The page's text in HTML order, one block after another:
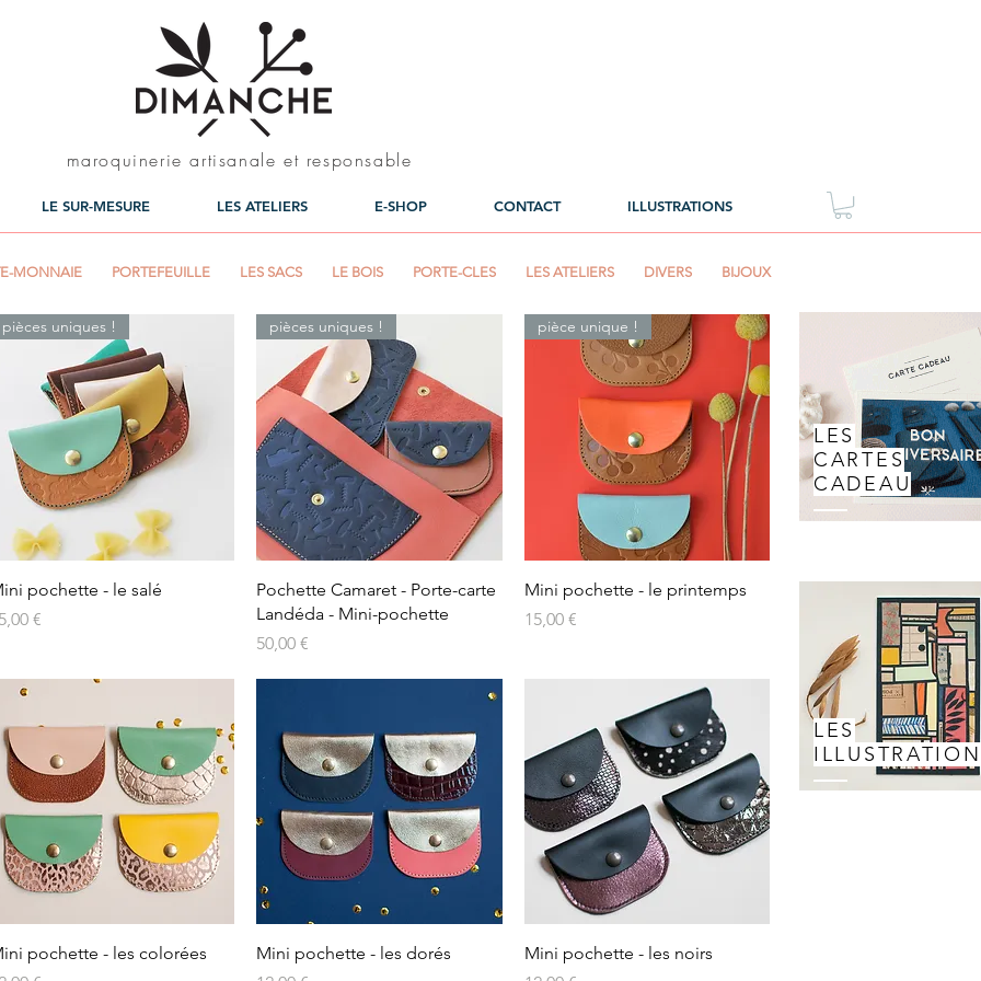
maroquinerie artisanale et responsable
LE SUR-MESURE LES ATELIERS E-SHOP CONTACT ILLUSTRATIONS
MONNAIE PORTEFEUILLE LES SACS LE BOIS PORTE-CLES LES ATELIERS DIVERS BIJOUX
Aperçu rapide
pièces uniques !
pochette - le salé
€
Aperçu rapide
pièces uniques !
Pochette Camaret - Porte-carte
Landéda - Mini-pochette
Prix
50,00 €
Aperçu rapide
pièce unique !
Mini pochette - le printemps
Prix
15,00 €
Aperçu rapide
pochette - les colorées
Aperçu rapide
Mini pochette - les dorés
Aperçu rapide
Mini pochette - les noirs
LES
CARTES
CADEAU
LES